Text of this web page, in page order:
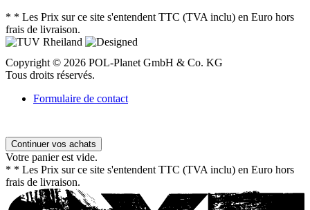
* * Les Prix sur ce site s'entendent TTC (TVA inclu) en Euro hors
frais de livraison.
Copyright © 2026 POL-Planet GmbH & Co. KG
Tous droits réservés.
Formulaire de contact
Continuer vos achats
Votre panier est vide.
* * Les Prix sur ce site s'entendent TTC (TVA inclu) en Euro hors
frais de livraison.